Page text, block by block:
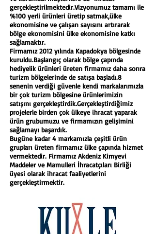
gerçekleştirilmektedir.Vizyonumuz tamamı ile
%100 yerli ürünleri üretip satmak,ülke
ekonomisine ve çalışan sayısını artırarak
bölge ekonomisini ülke ekonomisine katkı
sağlamaktır.
Firmamız 2012 yılında Kapadokya bölgesinde
kuruldu.Başlangıç olarak bölge çapında
hediyelik ürünleri üreten firmamız daha sonra
turizm bölgelerinde de satışa başladı.8
senenin verdiği güvenle kendi markalarımızla
bir çok turizm bölgesine ürünlerimizin
satışını gerçekleştirdik.Gerçekleştirdiğimiz
projelerle birden çok ülkeye ihracat yaparak
ürün grubumuzu ve firmamızın gelişimini
sağlamayı başardık.
Bugüne kadar 4 markamızla çeşitli ürün
grupları üreten firmamız ülke çapında hizmet
vermektedir. Firmamız Akdeniz Kimyevi
Maddeler ve Mamulleri İhracatçıları Birliği
üyesi olarak ihracat faaliyetlerini
gerçekleştirmektir.